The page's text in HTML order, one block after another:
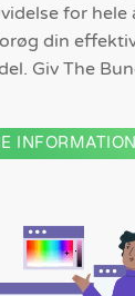
for hele
din
Giv The
INFORMATION